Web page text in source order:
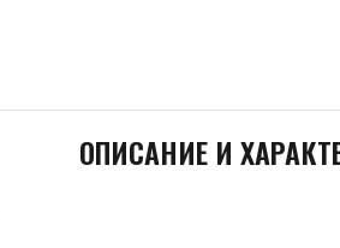
ОПИСАНИЕ И